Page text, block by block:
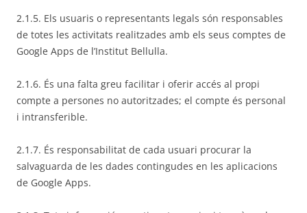
2.1.5. Els usuaris o representants legals són responsables
de totes les activitats realitzades amb els seus comptes de
Google Apps de l’Institut Bellulla.
2.1.6. És una falta greu facilitar i oferir accés al propi
compte a persones no autoritzades; el compte és personal
i intransferible.
2.1.7. És responsabilitat de cada usuari procurar la
salvaguarda de les dades contingudes en les aplicacions
de Google Apps.